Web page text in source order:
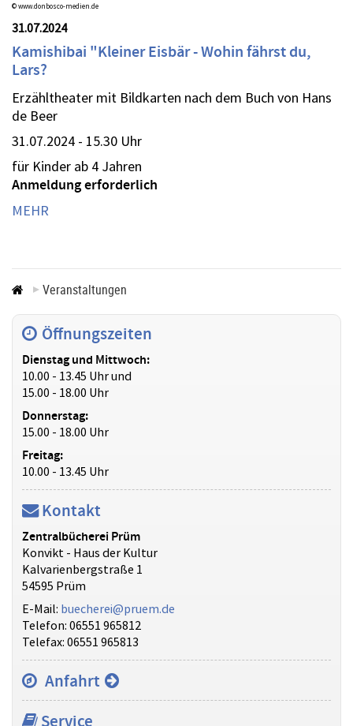
© www.donbosco-medien.de
31.07.2024
Kamishibai "Kleiner Eisbär - Wohin fährst du,
Lars?
Erzähltheater mit Bildkarten nach dem Buch von Hans
de Beer
31.07.2024 - 15.30 Uhr
für Kinder ab 4 Jahren
Anmeldung erforderlich
MEHR
Veranstaltungen
Öffnungszeiten
Dienstag und Mittwoch:
10.00 - 13.45 Uhr und
15.00 - 18.00 Uhr
Donnerstag:
15.00 - 18.00 Uhr
Freitag:
10.00 - 13.45 Uhr
Kontakt
Zentralbücherei Prüm
Konvikt - Haus der Kultur
Kalvarienbergstraße 1
54595 Prüm
E-Mail: buecherei@pruem.de
Telefon: 06551 965812
Telefax: 06551 965813
Anfahrt